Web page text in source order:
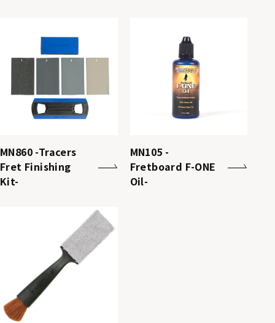
MN860 -Tracers
Fret Finishing
Kit-
MN105 -
Fretboard F-ONE
Oil-